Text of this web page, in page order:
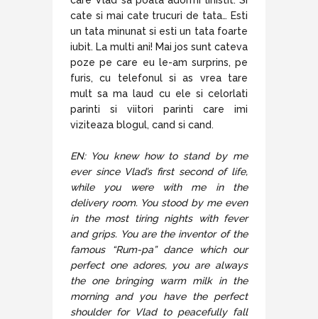
cate si mai cate trucuri de tata… Esti
un tata minunat si esti un tata foarte
iubit. La multi ani! Mai jos sunt cateva
poze pe care eu le-am surprins, pe
furis, cu telefonul si as vrea tare
mult sa ma laud cu ele si celorlati
parinti si viitori parinti care imi
viziteaza blogul, cand si cand.
EN: You knew how to stand by me
ever since Vlad’s first second of life,
while you were with me in the
delivery room. You stood by me even
in the most tiring nights with fever
and grips. You are the inventor of the
famous “Rum-pa” dance which our
perfect one adores, you are always
the one bringing warm milk in the
morning and you have the perfect
shoulder for Vlad to peacefully fall